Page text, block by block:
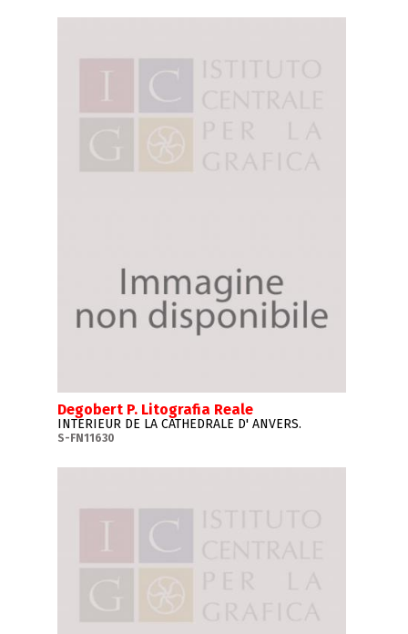
Degobert P. Litografia Reale
INTERIEUR DE LA CATHEDRALE D' ANVERS.
S-FN11630